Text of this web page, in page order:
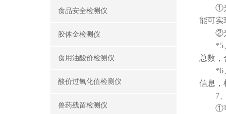
食品安全检测仪
胶体金检测仪
食用油酸价检测仪
酸价过氧化值检测仪
兽药残留检测仪
①光
能可实
②光
*5、
总数，
*6、
信息，
7、
①可